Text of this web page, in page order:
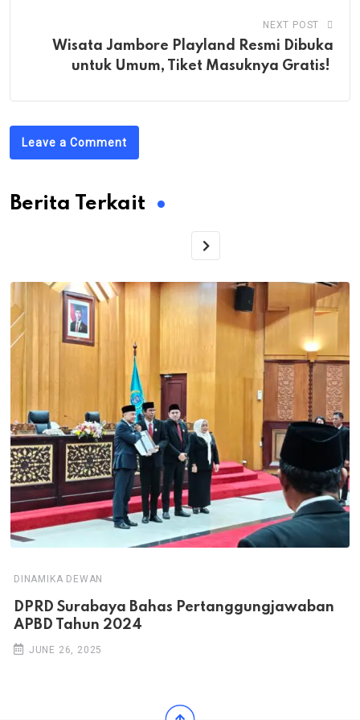
NEXT POST
Wisata Jambore Playland Resmi Dibuka
untuk Umum, Tiket Masuknya Gratis!
Leave a Comment
Berita Terkait
DINAMIKA DEWAN
DPRD Surabaya Bahas Pertanggungjawaban
APBD Tahun 2024
JUNE 26, 2025